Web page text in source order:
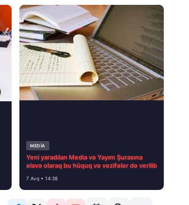
MEDİA
Yeni yaradılan Media və Yayım Şurasına
əlavə olaraq bu hüquq və vəzifələr də verilib
7 Avq • 14:38